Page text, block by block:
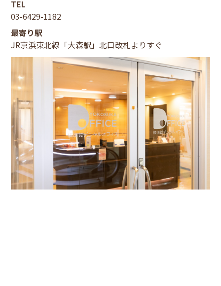
TEL
03-6429-1182
最寄り駅
JR京浜東北線「大森駅」北口改札よりすぐ